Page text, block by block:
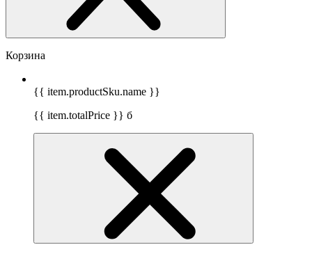
Корзина
{{ item.productSku.name }}
{{ item.totalPrice }} б